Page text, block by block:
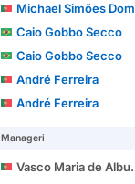
Michael Simões Domingues
Caio Gobbo Secco
Caio Gobbo Secco
André Ferreira
André Ferreira
Manageri
Vasco Maria de Albuquerque Botelho da Costa